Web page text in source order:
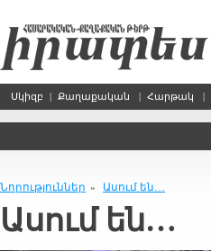
Սկիզբ | Քաղաքական | Հարթակ |
Նորություններ » Ասում են…
Ասում են…